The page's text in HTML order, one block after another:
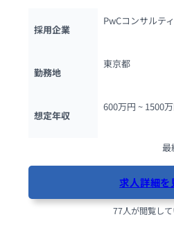
採用企業
PwCコンサルテ
勤務地
東京都
想定年収
600万円 ~ 1500
最
求人詳細を
77人が閲覧し